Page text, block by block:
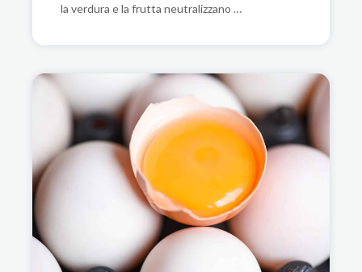
la verdura e la frutta neutralizzano …
IL COLESTEROLO : L’IMPUTATO
INNOCENTE E I VERI COLPEVOLI DEL
RISCHIO CARDIOVASCOLARE